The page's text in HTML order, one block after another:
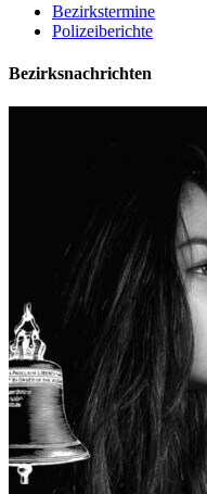
Bezirkstermine
Polizeiberichte
Bezirksnachrichten